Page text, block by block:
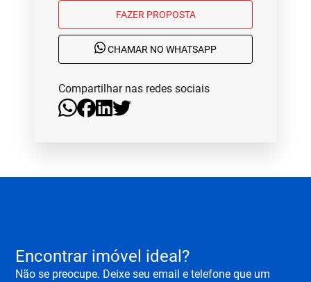
FAZER PROPOSTA
CHAMAR NO WHATSAPP
Compartilhar nas redes sociais
Encontrar imóvel ideal?
Não se preocupe. Deixe seu email e telefone que um